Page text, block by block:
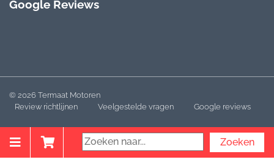
Google Reviews
© 2026 Termaat Motoren
Review richtlijnen
Veelgestelde vragen Google reviews